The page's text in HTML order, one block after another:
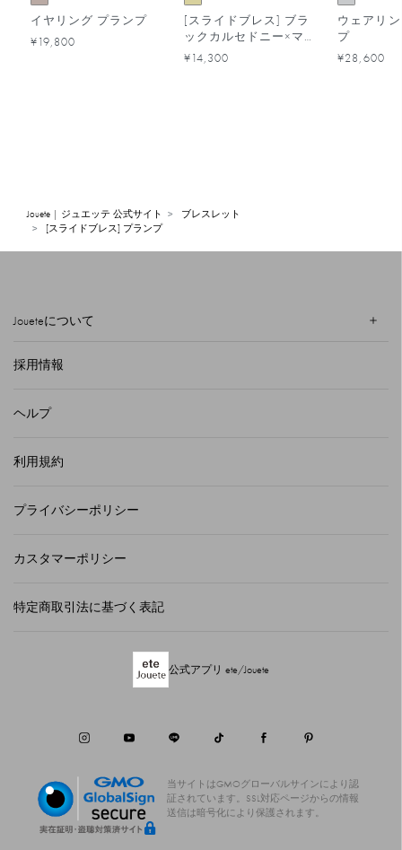
イヤリング プランプ
¥19,800
[スライドブレス] ブラ
ックカルセドニー×マ
グネサイト
¥14,300
ウェアリ
プ
¥28,600
Jouete | ジュエッテ 公式サイト
ブレスレット
[スライドブレス] プランプ
Joueteについて
採用情報
ヘルプ
利用規約
プライバシーポリシー
カスタマーポリシー
特定商取引法に基づく表記
公式アプリ ete/Jouete
当サイトはGMOグローバルサインにより認
証されています。
SSL対応ページからの情報
送信は暗号化により保護されます。